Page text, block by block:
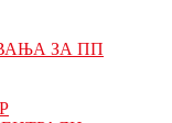
ЗА ПП